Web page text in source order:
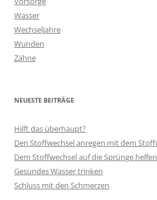
Wasser
Wechseljahre
Wunden
Zähne
NEUESTE BEITRÄGE
Hilft das überhaupt?
Den Stoffwechsel anregen mit dem
Dem Stoffwechsel auf die Sprünge
Gesundes Wasser trinken
Schluss mit den Schmerzen